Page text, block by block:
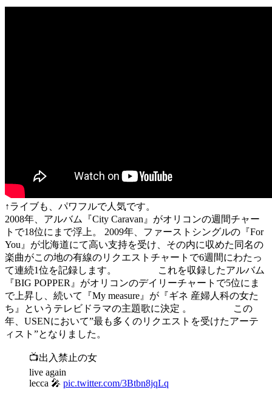
↑ライブも、パワフルで人気です。
2008年、アルバム『City Caravan』がオリコンの週間チャー
トで18位にまで浮上。 2009年、ファーストシングルの『For
You』が北海道にて高い支持を受け、その内に収めた同名の
楽曲がこの地の有線のリクエストチャートで6週間にわたっ
て連続1位を記録します。 これを収録したアルバム
『BIG POPPER』がオリコンのデイリーチャートで5位にま
で上昇し、続いて『My measure』が『ギネ 産婦人科の女た
ち』というテレビドラマの主題歌に決定 。 この
年、USENにおいて”最も多くのリクエストを受けたアーテ
ィスト”となりました。
📺出入禁止の女
live again
lecca 🎤 pic.twitter.com/3Btbn8jqLq